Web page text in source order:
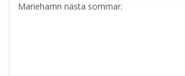
Mariehamn nästa sommar.